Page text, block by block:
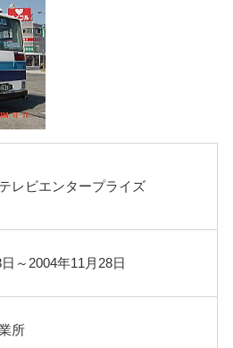
レビエンタープライズ
～2004年11月28日
所